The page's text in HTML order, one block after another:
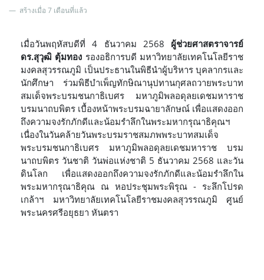
สร้างเมื่อ 7 เดือนที่แล้ว
เมื่อวันพฤหัสบดีที่ 4 ธันวาคม 2568 ผู้ช่วยศาสตราจารย์
ดร.สุวุฒิ ตุ้มทอง รองอธิการบดี มหาวิทยาลัยเทคโนโลยีราช
มงคลสุวรรณภูมิ เป็นประธานในพิธีนำผู้บริหาร บุคลากรและ
นักศึกษา ร่วมพิธีบำเพ็ญทักษิณานุปทานกุศลถวายพระบาท
สมเด็จพระบรมชนกาธิเบศร มหาภูมิพลอดุลยเดชมหาราช
บรมนาถบพิตร เบื้องหน้าพระบรมฉายาลักษณ์ เพื่อแสดงออก
ถึงความจงรักภักดีและน้อมรำลึกในพระมหากรุณาธิคุณฯ
เนื่องในวันคล้ายวันพระบรมราชสมภพพระบาทสมเด็จ
พระบรมชนกาธิเบศร มหาภูมิพลอดุลยเดชมหาราช บรม
นาถบพิตร วันชาติ วันพ่อแห่งชาติ 5 ธันวาคม 2568 และวัน
ดินโลก เพื่อแสดงออกถึงความจงรักภักดีและน้อมรำลึกใน
พระมหากรุณาธิคุณ ณ หอประชุมพระพิรุณ - ระลึกโปรด
เกล้าฯ มหาวิทยาลัยเทคโนโลยีราชมงคลสุวรรณภูมิ ศูนย์
พระนครศรีอยุธยา หันตรา